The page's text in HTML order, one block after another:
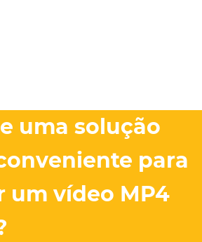
uma solução
para
um vídeo MP4